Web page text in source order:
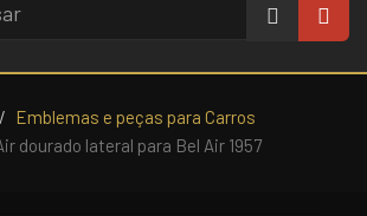
Emblemas e peças para Carros
dourado lateral para Bel Air 1957